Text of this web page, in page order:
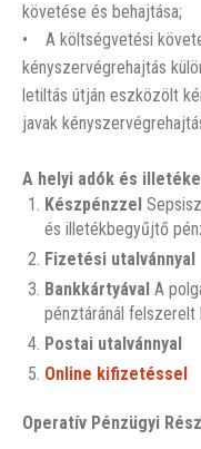
követése és behajtása;
• A költségvetési
kényszervégrehajtás
letiltás útján eszközölt
javak
A helyi adók és
Készpénzzel
és illetékbegyűjtő
Fizetési utalvánnyal
Bankkártyával A
pénztáránál felszerelt
Postai utalvánnyal
Online kifizetéssel
Operatív Pénzügyi